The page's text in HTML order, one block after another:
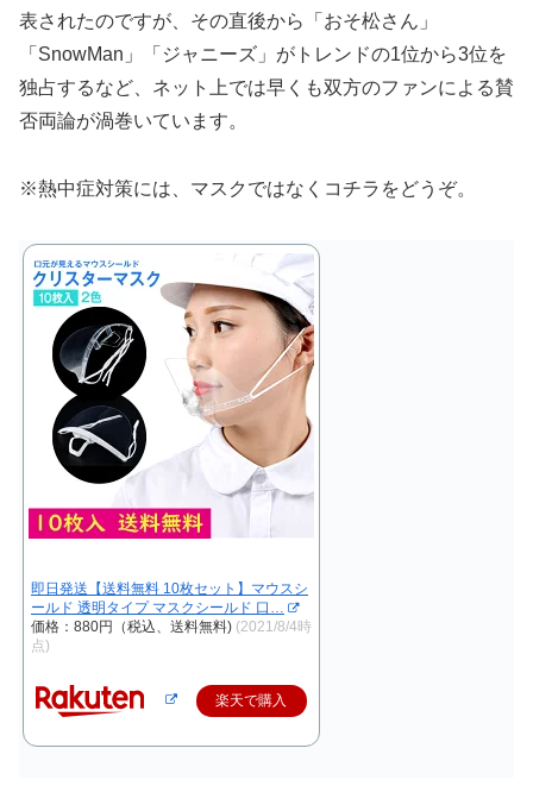
表されたのですが、その直後から「おそ松さん」
「SnowMan」「ジャニーズ」がトレンドの1位から3位を
独占するなど、ネット上では早くも双方のファンによる賛
否両論が渦巻いています。
※熱中症対策には、マスクではなくコチラをどうぞ。
即日発送【送料無料 10枚セット】マウスシ
ールド 透明タイプ マスクシールド 口…
価格：880円（税込、送料無料) (2021/8/4時
点)
楽天で購入